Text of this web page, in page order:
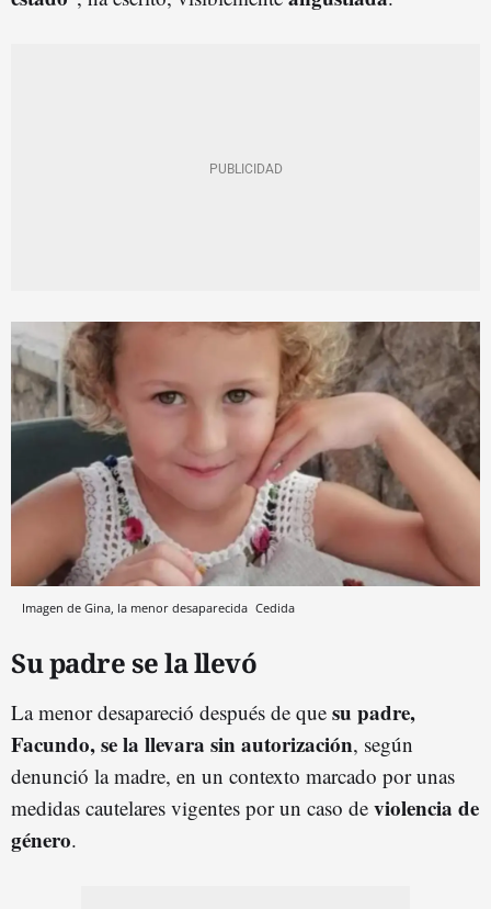
Imagen de Gina, la menor desaparecida Cedida
Su padre se la llevó
La menor desapareció después de que su padre,
Facundo, se la llevara sin autorización, según
denunció la madre, en un contexto marcado por unas
medidas cautelares vigentes por un caso de violencia de
género.